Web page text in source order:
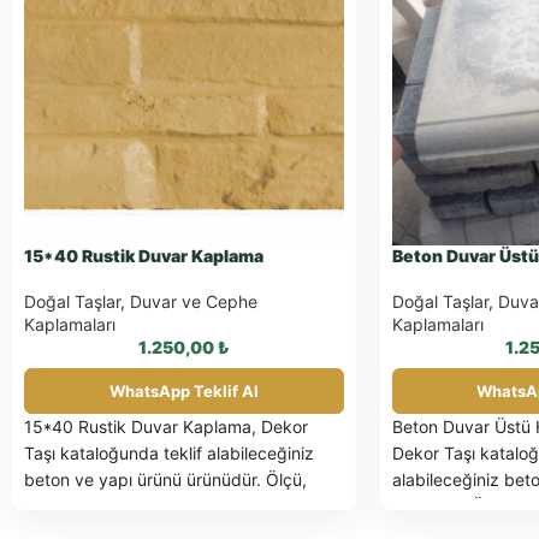
15*40 Rustik Duvar Kaplama
Doğal Taşlar, Duvar ve Cephe
Kaplamaları
1.250,00₺
WhatsApp Teklif Al
15*40 Rustik Duvar Kaplama, Dekor
Taşı kataloğunda teklif alabileceğiniz
beton ve yapı ürünü ürünüdür. Ölçü,
Beton Duvar
Doğal Taşlar,
Kaplamaları
Beton Duvar
Dekor Taşı
alabileceğiniz